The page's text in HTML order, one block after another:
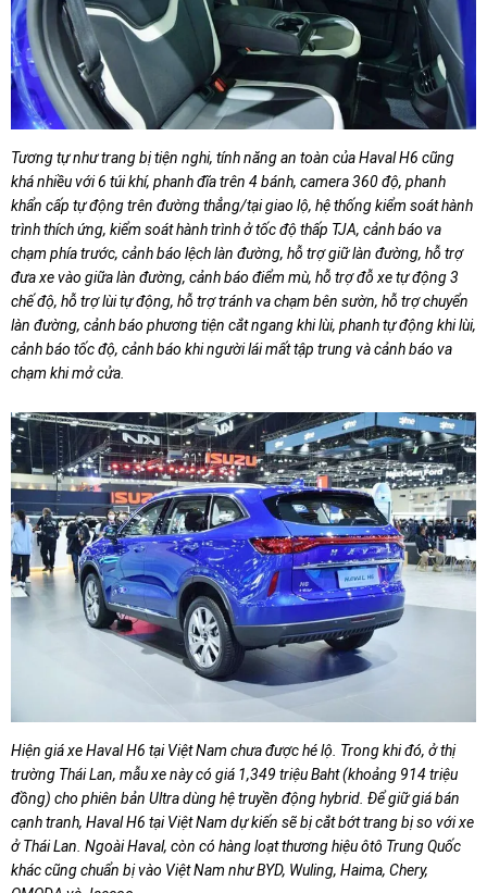
Tương tự như trang bị tiện nghi, tính năng an toàn của Haval H6 cũng
khá nhiều với 6 túi khí, phanh đĩa trên 4 bánh, camera 360 độ, phanh
khẩn cấp tự động trên đường thẳng/tại giao lộ, hệ thống kiểm soát hành
trình thích ứng, kiểm soát hành trình ở tốc độ thấp TJA, cảnh báo va
chạm phía trước, cảnh báo lệch làn đường, hỗ trợ giữ làn đường, hỗ trợ
đưa xe vào giữa làn đường, cảnh báo điểm mù, hỗ trợ đỗ xe tự động 3
chế độ, hỗ trợ lùi tự động, hỗ trợ tránh va chạm bên sườn, hỗ trợ chuyển
làn đường, cảnh báo phương tiện cắt ngang khi lùi, phanh tự động khi lùi,
cảnh báo tốc độ, cảnh báo khi người lái mất tập trung và cảnh báo va
chạm khi mở cửa.
Hiện giá xe Haval H6 tại Việt Nam chưa được hé lộ. Trong khi đó, ở thị
trường Thái Lan, mẫu xe này có giá 1,349 triệu Baht (khoảng 914 triệu
đồng) cho phiên bản Ultra dùng hệ truyền động hybrid. Để giữ giá bán
cạnh tranh, Haval H6 tại Việt Nam dự kiến sẽ bị cắt bớt trang bị so với xe
ở Thái Lan. Ngoài Haval, còn có hàng loạt thương hiệu ôtô Trung Quốc
khác cũng chuẩn bị vào Việt Nam như BYD, Wuling, Haima, Chery,